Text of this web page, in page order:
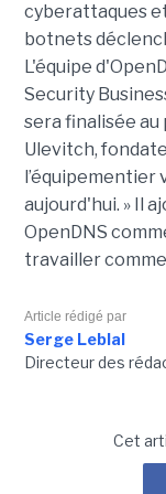
cyberattaques
botnets
L'équipe
Security
sera finalisée
Ulevitch,
l’équipementier
aujourd'hui. » Il
OpenDNS
travailler
Article rédigé par
Serge Leblal
Directeur des
Cet